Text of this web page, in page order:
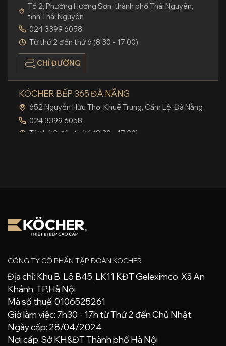
Tổ 2, Phường Hương Sơn, thành phố Thái Nguyên,
tỉnh Thái Nguyên
024 3399 6058
Từ thứ 2 đến thứ 6 (8:30 - 17:00)
CHỈ ĐƯỜNG
KÖCHER BẾP 365 ĐÀ NẴNG
652 Nguyễn Hữu Thọ, Khuê Trung, Cẩm Lệ, Đà Nẵng
024 3399 6058
Từ thứ 2 đến thứ 6 (8:30 - 17:00)
Từ thứ 2 đến thứ 6 (8:30 - 17:00)
KÖCHER BẾP CHÂU AN
121 Bằng Liệt, Hoàng Mai, Hà Nội
024 3399 6058
Từ thứ 2 đến thứ 6 (8:30 - 17:00)
CHỈ ĐƯỜNG
CÔNG TY CỔ PHẦN TẬP ĐOÀN KOCHER
Địa chỉ: Khu B, Lô B45, LK11 KĐT Geleximco, Xã An
Khánh, TP.Hà Nội
Mã số thuế: 0106525261
Giờ làm việc: 7h30 - 17h từ Thứ 2 đến Chủ Nhật
Ngày cấp: 28/04/2024
Nơi cấp: Sở KH&ĐT Thành phố Hà Nội